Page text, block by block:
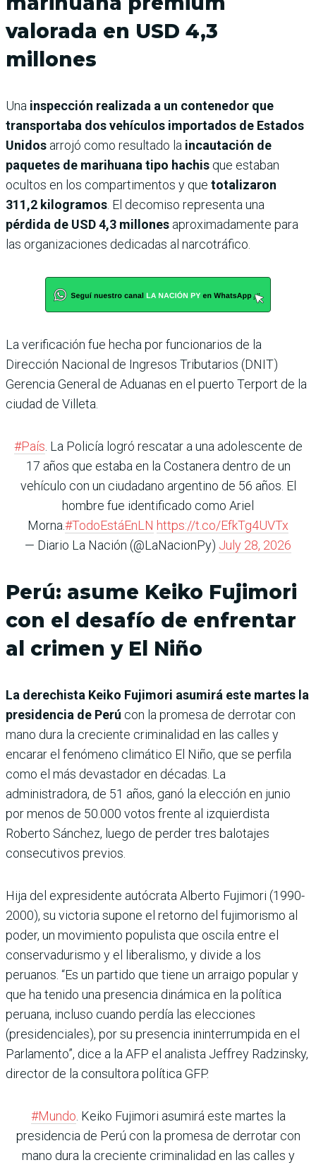
valorada en USD 4,3
millones
Una inspección realizada a un contenedor que
transportaba dos vehículos importados de Estados
Unidos arrojó como resultado la incautación de
paquetes de marihuana tipo hachis que estaban
ocultos en los compartimentos y que totalizaron
311,2 kilogramos . El decomiso representa una
pérdida de USD 4,3 millones aproximadamente para
las organizaciones dedicadas al narcotráfico.
La verificación fue hecha por funcionarios de la
Dirección Nacional de Ingresos Tributarios (DNIT)
Gerencia General de Aduanas en el puerto Terport de la
ciudad de Villeta.
#País . La Policía logró rescatar a una adolescente de
17 años que estaba en la Costanera dentro de un
vehículo con un ciudadano argentino de 56 años. El
hombre fue identificado como Ariel
Morna.#TodoEstáEnLN https://t.co/EfkTg4UVTx
— Diario La Nación (@LaNacionPy) July 28, 2026
Perú: asume Keiko Fujimori
con el desafío de enfrentar
al crimen y El Niño
La derechista Keiko Fujimori asumirá este martes la
presidencia de Perú con la promesa de derrotar con
mano dura la creciente criminalidad en las calles y
encarar el fenómeno climático El Niño, que se perfila
como el más devastador en décadas. La
administradora, de 51 años, ganó la elección en junio
por menos de 50.000 votos frente al izquierdista
Roberto Sánchez, luego de perder tres balotajes
consecutivos previos.
Hija del expresidente autócrata Alberto Fujimori (1990-
2000), su victoria supone el retorno del fujimorismo al
poder, un movimiento populista que oscila entre el
conservadurismo y el liberalismo, y divide a los
peruanos. “Es un partido que tiene un arraigo popular y
que ha tenido una presencia dinámica en la política
peruana, incluso cuando perdía las elecciones
(presidenciales), por su presencia ininterrumpida en el
Parlamento”, dice a la AFP el analista Jeffrey Radzinsky,
director de la consultora política GFP.
#Mundo . Keiko Fujimori asumirá este martes la
presidencia de Perú con la promesa de derrotar con
mano dura la creciente criminalidad en las calles y